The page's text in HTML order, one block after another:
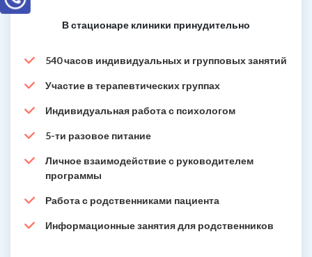
В стационаре клиники принудительно
540 часов индивидуальных и групповых занятий
Участие в терапевтических группах
Индивидуальная работа с психологом
5-ти разовое питание
Личное взаимодействие с руководителем
программы
Работа с родственниками пациента
Информационные занятия для родственников